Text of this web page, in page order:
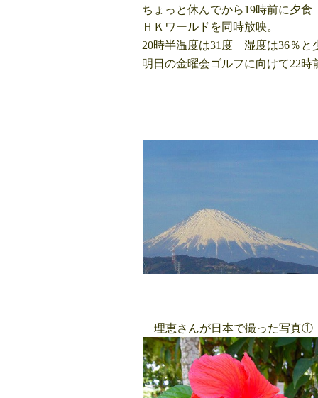
ちょっと休んでから19時前に夕
ＨＫワールドを同時放映。
20時半温度は31度 湿度は36％と
明日の金曜会ゴルフに向けて22時
理恵さんが日本で撮った写真①